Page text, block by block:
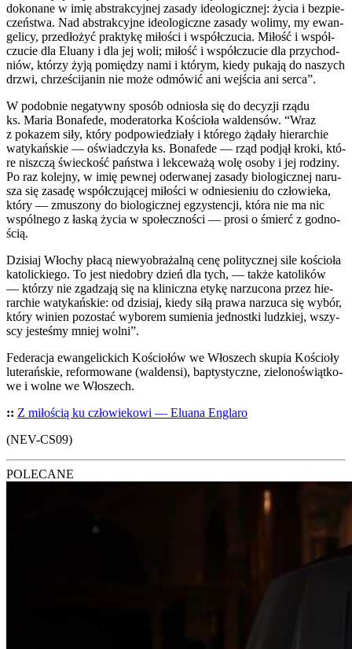
doko­na­ne w imię abs­trak­cyj­nej zasa­dy ide­olo­gicz­nej: życia i bez­pie­
czeń­stwa. Nad abs­trak­cyj­ne ide­olo­gicz­ne zasa­dy woli­my, my ewan­
ge­li­cy, przed­ło­żyć prak­ty­kę miło­ści i współ­czu­cia. Miłość i współ­
czu­cie dla Elu­any i dla jej woli; miłość i współ­czu­cie dla przy­chod­
niów, któ­rzy żyją pomię­dzy nami i któ­rym, kie­dy puka­ją do naszych
drzwi, chrze­ści­ja­nin nie może odmó­wić ani wej­ścia ani ser­ca”.
W podob­nie nega­tyw­ny spo­sób odnio­sła się do decy­zji rzą­du
ks. Maria Bona­fe­de, mode­ra­tor­ka Kościo­ła wal­den­sów. “Wraz
z poka­zem siły, któ­ry pod­po­wie­dzia­ły i któ­re­go żąda­ły hie­rar­chie
waty­kań­skie — oświad­czy­ła ks. Bona­fe­de — rząd pod­jął kro­ki, któ­
re nisz­czą świec­kość pań­stwa i lek­ce­wa­żą wolę oso­by i jej rodzi­ny.
Po raz kolej­ny, w imię pew­nej ode­rwa­nej zasa­dy bio­lo­gicz­nej naru­
sza się zasa­dę współ­czu­ją­cej miło­ści w odnie­sie­niu do czło­wie­ka,
któ­ry — zmu­szo­ny do bio­lo­gicz­nej egzy­sten­cji, któ­ra nie ma nic
wspól­ne­go z łaską życia w spo­łecz­no­ści — pro­si o śmierć z god­no­
ścią.
Dzi­siaj Wło­chy pła­cą nie­wy­obra­żal­ną cenę poli­tycz­nej sile kościo­ła
kato­lic­kie­go. To jest nie­do­bry dzień dla tych, — tak­że kato­li­ków
— któ­rzy nie zga­dza­ją się na kli­nicz­na ety­kę narzu­co­na przez hie­
rar­chie waty­kań­skie: od dzi­siaj, kie­dy siłą pra­wa narzu­ca się wybór,
któ­ry winien pozo­stać wybo­rem sumie­nia jed­nost­ki ludz­kiej, wszy­
scy jeste­śmy mniej wol­ni”.
Fede­ra­cja ewan­ge­lic­kich Kościo­łów we Wło­szech sku­pia Kościo­ły
lute­rań­skie, refor­mo­wa­ne (wal­den­si), bap­ty­stycz­ne, zie­lo­no­świąt­ko­
we i wol­ne we Wło­szech.
:: Z miło­ścią ku czło­wie­ko­wi — Elu­ana Engla­ro
(NEV-CS09)
POLECANE